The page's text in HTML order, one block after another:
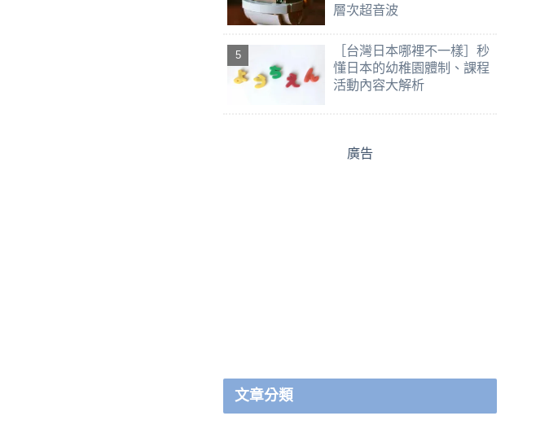
層次超音波
［台灣日本哪裡不一樣］秒
懂日本的幼稚園體制、課程
活動內容大解析
廣告
文章分類